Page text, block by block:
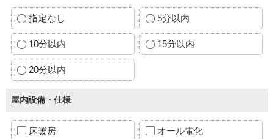
指定なし 5分以内
10分以内 15分以内
20分以内
屋内設備・仕様
床暖房 オール電化